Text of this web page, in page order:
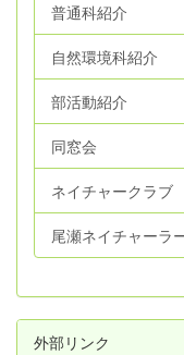
普通科紹介
自然環境科紹介
部活動紹介
同窓会
ネイチャークラブ
尾瀬ネイチャーラ
外部リンク